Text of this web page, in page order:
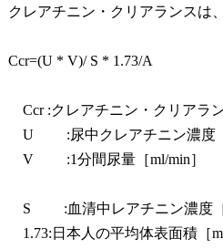
クレアチニン・クリアランスは
Ccr=(U * V)/ S * 1.73/A
Ccr :クレアチニン・クリアラン
U :尿中クレアチニン濃度［
V :1分間尿量［ml/min］
S :血清中レアチニン濃度［
1.73:日本人の平均体表面積［